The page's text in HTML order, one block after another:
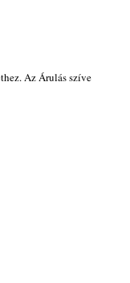
Az Árulás szíve